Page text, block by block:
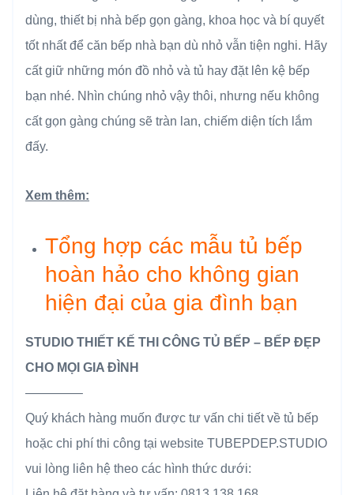
dùng, thiết bị nhà bếp gọn gàng, khoa học và bí quyết
tốt nhất để căn bếp nhà bạn dù nhỏ vẫn tiện nghi. Hãy
cất giữ những món đồ nhỏ và tủ hay đặt lên kệ bếp
bạn nhé. Nhìn chúng nhỏ vậy thôi, nhưng nếu không
cất gọn gàng chúng sẽ tràn lan, chiếm diện tích lắm
đấy.
Xem thêm:
Tổng hợp các mẫu tủ bếp
hoàn hảo cho không gian
hiện đại của gia đình bạn
STUDIO THIẾT KẾ THI CÔNG TỦ BẾP – BẾP ĐẸP
CHO MỌI GIA ĐÌNH
————–
Quý khách hàng muốn được tư vấn chi tiết về tủ bếp
hoặc chi phí thi công tại website TUBEPDEP.STUDIO
vui lòng liên hệ theo các hình thức dưới: